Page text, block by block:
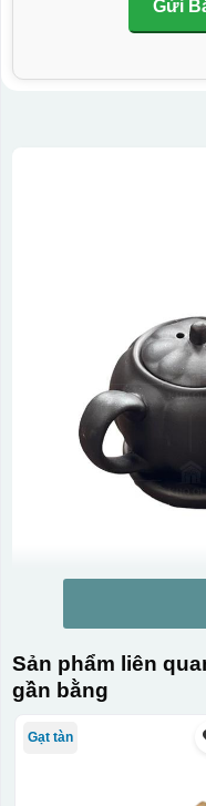
Gửi
Kiểu in:
In logo 1 mặt
Kiểu hộp:
Sản phẩm liên
gần bằng
Gạt tàn